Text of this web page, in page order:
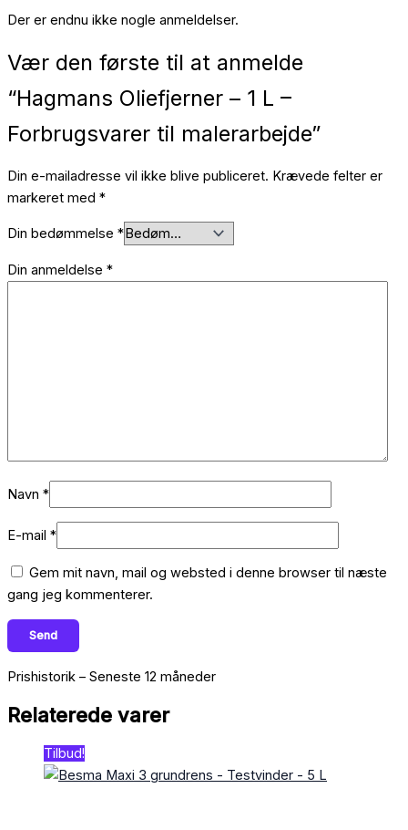
Der er endnu ikke nogle anmeldelser.
Vær den første til at anmelde
“Hagmans Oliefjerner – 1 L –
Forbrugsvarer til malerarbejde”
Din e-mailadresse vil ikke blive publiceret. Krævede felter er
markeret med *
Din bedømmelse *
Din anmeldelse *
Navn *
E-mail *
Gem mit navn, mail og websted i denne browser til næste
gang jeg kommenterer.
Prishistorik – Seneste 12 måneder
Relaterede varer
Tilbud!